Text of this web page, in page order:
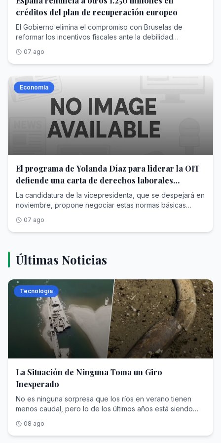
formaliza-candidatura-dirigir-oit-propone-
20260807195444-nt.html">Ver Más</a>
créditos del plan de recuperación europeo
El Gobierno elimina el compromiso con Bruselas de
reformar los incentivos fiscales ante la debilidad
07 ago
Economía
El programa de Yolanda Díaz para liderar la OIT
defiende una carta de derechos laborales
mínimos para todos los países
La candidatura de la vicepresidenta, que se despejará en
noviembre, propone negociar estas normas básicas
y trabajadores
07 ago
Últimas Noticias
Tecnología
La Situación de Ninguna Toma un Giro
Inesperado
No es ninguna sorpresa que los ríos en verano tienen
menos caudal, pero lo de los últimos años está siendo
caudaloso Danubio también sufre en sus carnes la
sequía, algo que viene pasando en años anteriores. Este
08 ago